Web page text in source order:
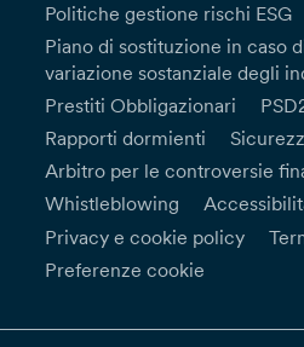
Politiche gestione rischi ESG
Piano di sostituzione in caso
variazione sostanziale degli
Prestiti Obbligazionari
Rapporti dormienti
Arbitro per le controversie
Whistleblowing
Privacy e cookie policy
Preferenze cookie